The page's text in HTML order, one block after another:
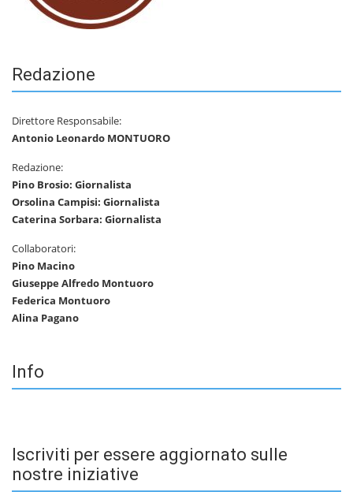
Redazione
Direttore Responsabile:
Antonio Leonardo MONTUORO
Redazione:
Pino Brosio: Giornalista
Orsolina Campisi: Giornalista
Caterina Sorbara: Giornalista
Collaboratori:
Pino Macino
Giuseppe Alfredo Montuoro
Federica Montuoro
Alina Pagano
Info
Iscriviti per essere aggiornato sulle
nostre iniziative